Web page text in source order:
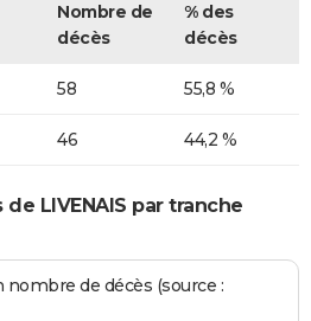
Nombre de
décès
% des
décès
58 55,8 %
46 44,2 %
LIVENAIS par tranche
de décès (source :